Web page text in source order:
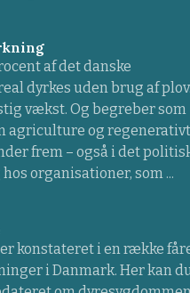
af det danske
dyrkes uden brug af
vækst. Og begreber som
agriculture og regenerativt
frem – også i det
organisationer, som ...
konstateret i en række
i Danmark. Her kan